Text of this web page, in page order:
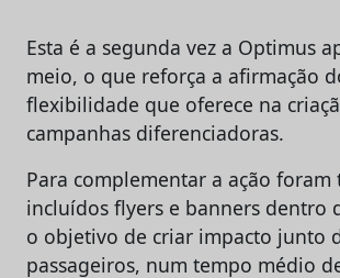
Esta é a segunda vez a Optimus
meio, o que reforça a afirmação
flexibilidade que oferece na
campanhas diferenciadoras.
Para complementar a ação foram
incluídos flyers e banners dentro
o objetivo de criar impacto junto
passageiros, num tempo médio